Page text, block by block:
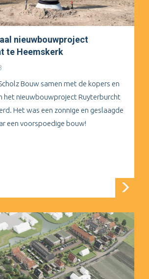
nieuwbouwproject
te Heemskerk
Bouw samen met de kopers en
het nieuwbouwproject Ruyterburcht
Het was een zonnige en geslaagde
een voorspoedige bouw!